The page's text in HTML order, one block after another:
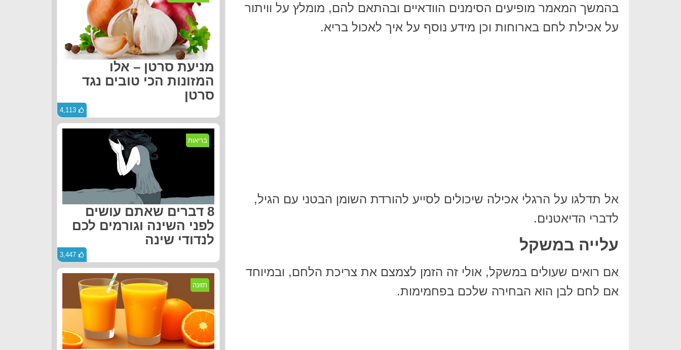
בהמשך המאמר מופיעים הסימנים הוודאיים ובהתאם להם, מומלץ על וויתור
על אכילת לחם בארוחות וכן מידע נוסף על איך לאכול בריא.
אל תדלגו על הרגלי אכילה שיכולים לסייע להורדת השומן הבטני עם הגיל,
לדברי הדיאטנים.
עלייה במשקל
אם רואים שעולים במשקל, אולי זה הזמן לצמצם את צריכת הלחם, ובמיוחד
אם לחם לבן הוא הבחירה שלכם בפחמימות.
מניעת סרטן – אלו
המזונות הכי טובים נגד
סרטן
4,113
בריאות
8 דברים שאתם עושים
לפני השינה וגורמים לכם
לנדודי שינה
3,447
תזונה